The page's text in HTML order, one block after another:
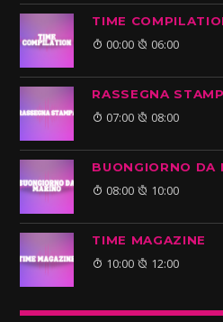
TIME
00:00 06:00
RASSEGNA
07:00 08:00
BUONGIORNO DA
08:00 10:00
TIME MAGAZINE
10:00 12:00